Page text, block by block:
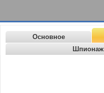
Основное
Шпионаж